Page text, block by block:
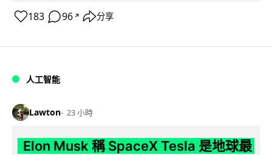
183 96 ↗ 分享
人工智能
Lawton 23 小時
Elon Musk 稱 SpaceX Tesla 是地球最